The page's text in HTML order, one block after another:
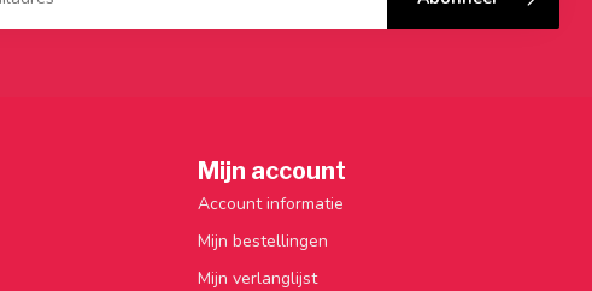
Mijn account
Account informatie
Mijn bestellingen
Mijn verlanglijst